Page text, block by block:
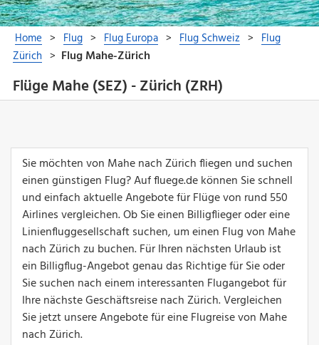
Flüge Mahe (SEZ) - Zürich (ZRH)
Sie möchten von Mahe nach Zürich fliegen und suchen
einen günstigen Flug? Auf fluege.de können Sie schnell
und einfach aktuelle Angebote für Flüge von rund 550
Airlines vergleichen. Ob Sie einen Billigflieger oder eine
Linienfluggesellschaft suchen, um einen Flug von Mahe
nach Zürich zu buchen. Für Ihren nächsten Urlaub ist
ein Billigflug-Angebot genau das Richtige für Sie oder
Sie suchen nach einem interessanten Flugangebot für
Ihre nächste Geschäftsreise nach Zürich. Vergleichen
Sie jetzt unsere Angebote für eine Flugreise von Mahe
nach Zürich.